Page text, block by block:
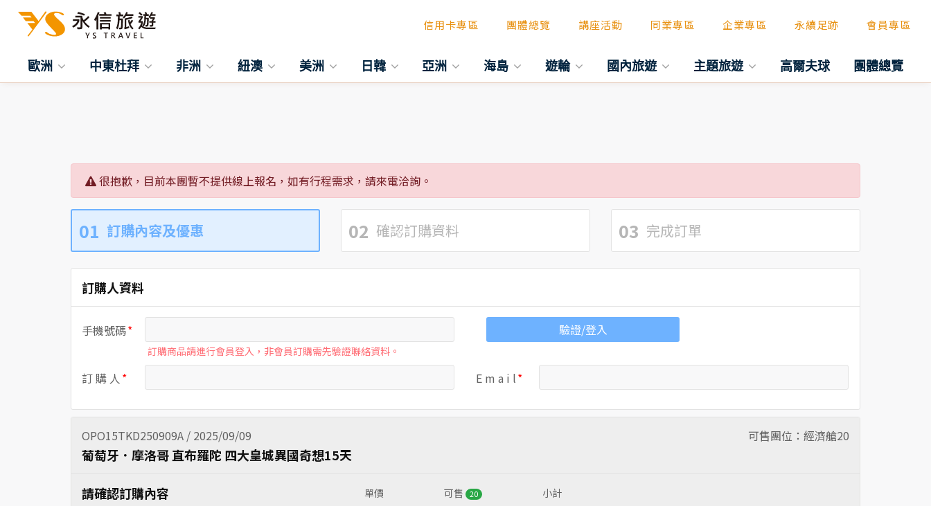
信用卡專區 團體總覽 講座活動 同業專區 企業專區 永續足跡 會員專區
歐洲 中東杜拜 非洲 紐澳 美洲 日韓 亞洲 海島 遊輪 國內旅遊 主題旅遊 高爾夫球 團體總覽
很抱歉，目前本團暫不提供線上報名，如有行程需求，請來電洽詢。
01 訂購內容及優惠 02 確認訂購資料 03 完成訂單
訂購人資料
手機號碼
訂購商品請進行會員登入，非會員訂購需先驗證聯絡資料。
驗證/登入
訂 購 人 E m a i l
OPO15TKD250909A / 2025/09/09 可售團位：經濟艙20
葡萄牙．摩洛哥 直布羅陀 四大皇城異國奇想15天
請確認訂購內容 單價 可售 20 小計